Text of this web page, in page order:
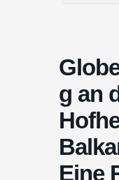
g an
Eine